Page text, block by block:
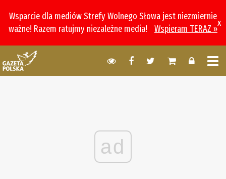
Wsparcie dla mediów Strefy Wolnego Słowa jest niezmiernie
ważne! Razem ratujmy niezależne media!
Wspieram TERAZ »
x
ad